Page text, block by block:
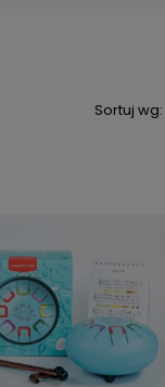
Sortuj wg: